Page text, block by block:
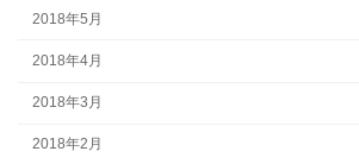
2018年5月
2018年4月
2018年3月
2018年2月